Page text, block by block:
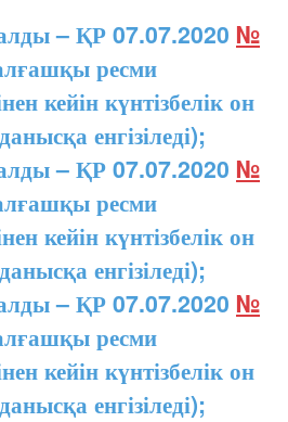
– ҚР 07.07.2020 №
ресми
кейін күнтізбелік он
енгізіледі);
– ҚР 07.07.2020 №
ресми
кейін күнтізбелік он
енгізіледі);
– ҚР 07.07.2020 №
ресми
кейін күнтізбелік он
енгізіледі);